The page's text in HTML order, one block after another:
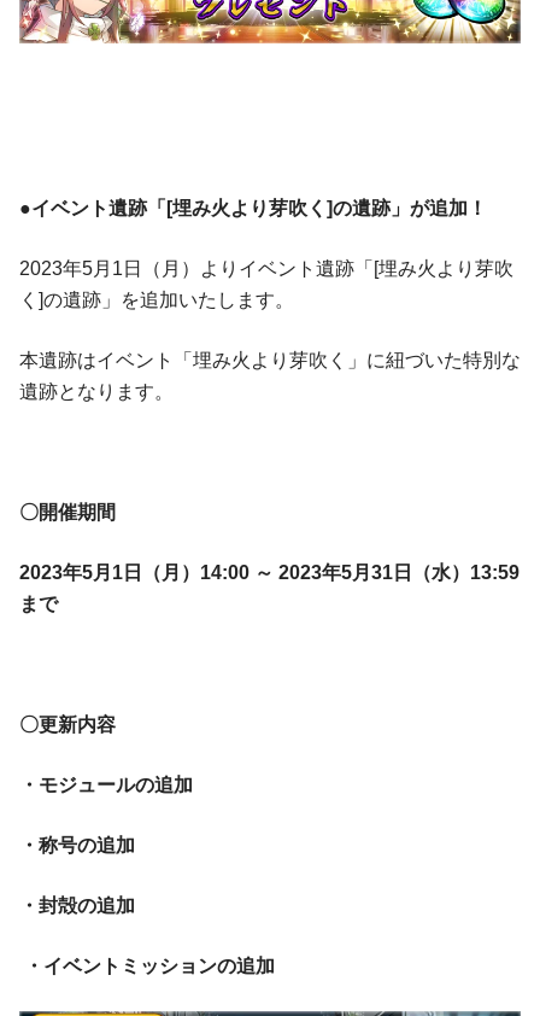
●イベント遺跡「[埋み火より芽吹く]の遺跡」が追加！
2023年5月1日（月）よりイベント遺跡「[埋み火より芽吹
く]の遺跡」を追加いたします。
本遺跡はイベント「埋み火より芽吹く」に紐づいた特別な
遺跡となります。
〇開催期間
2023年5月1日（月）14:00 ～ 2023年5月31日（水）13:59
まで
〇更新内容
・モジュールの追加
・称号の追加
・封殻の追加
・イベントミッションの追加